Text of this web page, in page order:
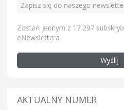
Zostań jednym z 17 297
eNewslettera
Wyślij
AKTUALNY NUMER